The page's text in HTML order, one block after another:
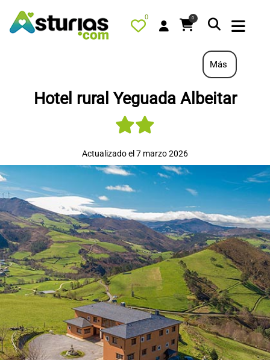
0 0
ALOJAMIENTOS
RESTAURANTES
TURISMO ACTIVO
TIENDA
AGENDA
OFERTAS
CONTACTO
Más
Hotel rural Yeguada Albeitar
Actualizado el 7 marzo 2026